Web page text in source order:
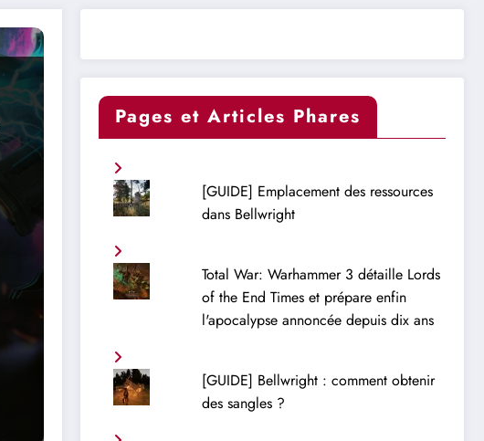
Pages et Articles Phares
[GUIDE] Emplacement des ressources
dans Bellwright
Total War: Warhammer 3 détaille Lords
of the End Times et prépare enfin
l'apocalypse annoncée depuis dix ans
[GUIDE] Bellwright : comment obtenir
des sangles ?